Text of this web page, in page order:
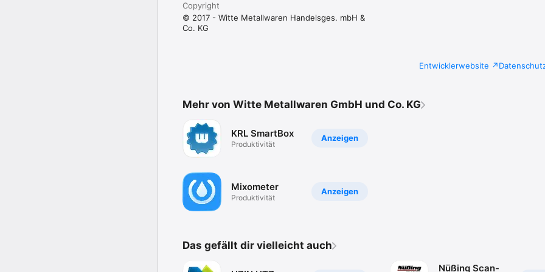
Copyright
© 2017 - Witte Metallwaren Handelsges. mbH &
Co. KG
Entwicklerwebsite
Mehr von Witte Metallwaren GmbH und Co. KG
Anzeigen
KRL SmartBox
Produktivität
Anzeigen
Mixometer
Produktivität
Das gefällt dir vielleicht auch
Nüßing Scan-